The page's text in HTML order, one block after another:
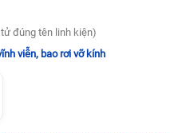
đúng tên linh kiện)
viễn, bao rơi vỡ kính